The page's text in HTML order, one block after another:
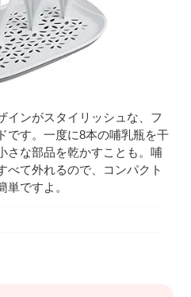
インがスタイリッシュな、フ
です。一度に8本の哺乳瓶を干
さな部品を乾かすことも。哺
べて外れるので、コンパクト
単ですよ。